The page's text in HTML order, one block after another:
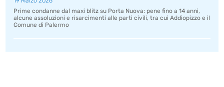
Prime condanne dal maxi blitz su Porta Nuova: pene fino a 14 anni,
alcune assoluzioni e risarcimenti alle parti civili, tra cui Addiopizzo e il
Comune di Palermo